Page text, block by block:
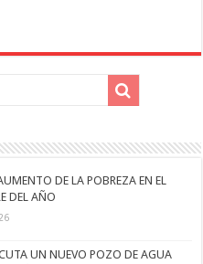
DE LA POBREZA EN EL
DEL AÑO
UN NUEVO POZO DE AGUA